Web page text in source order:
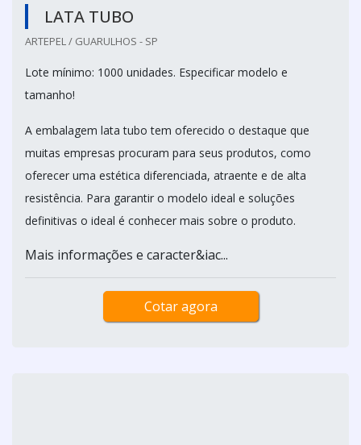
LATA TUBO
ARTEPEL / GUARULHOS - SP
Lote mínimo: 1000 unidades. Especificar modelo e
tamanho!
A embalagem lata tubo tem oferecido o destaque que
muitas empresas procuram para seus produtos, como
oferecer uma estética diferenciada, atraente e de alta
resistência. Para garantir o modelo ideal e soluções
definitivas o ideal é conhecer mais sobre o produto.
Mais informações e caracter&iac...
Cotar agora